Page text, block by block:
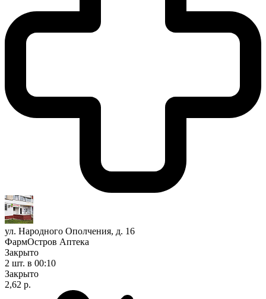
ул. Народного Ополчения, д. 16
ФармОстров Аптека
Закрыто
2 шт. в 00:10
Закрыто
2,62 р.